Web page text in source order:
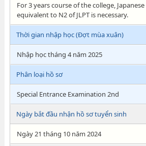
For 3 years course of the college,
equivalent to N2 of JLPT is necessary.
Thời gian nhập học (Đợt mùa xuân)
Nhập học tháng 4 năm 2025
Phân loại hồ sơ
Special Entrance Examination 2nd
Ngày bắt đầu nhận hồ sơ tuyển sinh
Ngày 21 tháng 10 năm 2024